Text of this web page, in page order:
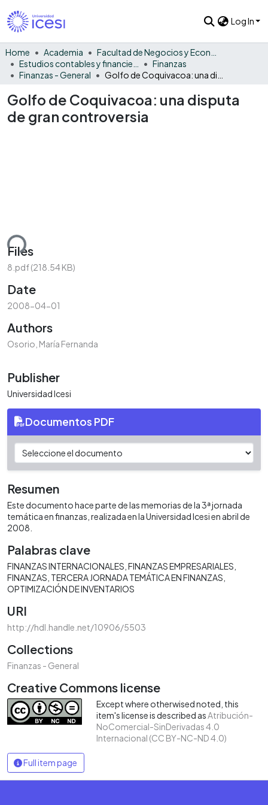
Log In
Home Academia
Finanzas
Finanzas - General
Golfo de Coquivacoa: una disputa
de gran controversia
Files
8.pdf(218.54 KB)
Date
2008-04-01
Authors
Osorio, María Fernanda
Publisher
Universidad Icesi
Documentos PDF
Resumen
Este documento hace parte de las memorias de la 3ª jornada
temática en finanzas, realizada en la Universidad Icesi en abril de
2008.
Palabras clave
FINANZAS INTERNACIONALES FINANZAS EMPRESARIALES
FINANZAS TERCERA JORNADA TEMÁTICA EN FINANZAS
OPTIMIZACIÓN DE INVENTARIOS
URI
http://hdl.handle.net/10906/5503
Collections
Finanzas - General
Creative Commons license
Except where otherwised noted, this
item's license is described asAtribución-
NoComercial-SinDerivadas 4.0
Internacional (CC BY-NC-ND 4.0)
Full item page